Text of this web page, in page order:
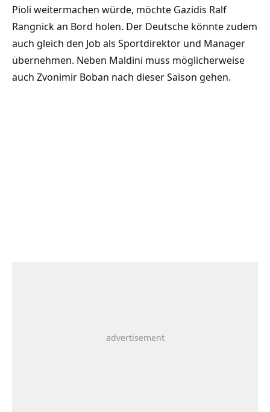
Pioli weitermachen würde, möchte Gazidis Ralf
Rangnick an Bord holen. Der Deutsche könnte zudem
auch gleich den Job als Sportdirektor und Manager
übernehmen. Neben Maldini muss möglicherweise
auch Zvonimir Boban nach dieser Saison gehen.